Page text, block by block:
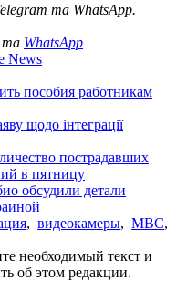
та WhatsApp.
WhatsApp
News
пособия работникам
щодо інтеграції
пострадавших
в пятницу
обсудили детали
, видеокамеры, МВС,
необходимый текст и
об этом редакции.